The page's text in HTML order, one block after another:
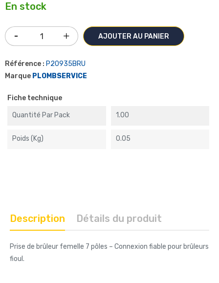
En stock
AJOUTER AU PANIER
Référence : P20935BRU
Marque PLOMBSERVICE
Fiche technique
Quantité Par Pack 1.00
Poids (kg) 0.05
Description Détails du produit
Prise de brûleur femelle 7 pôles – Connexion fiable pour brûleurs
fioul.